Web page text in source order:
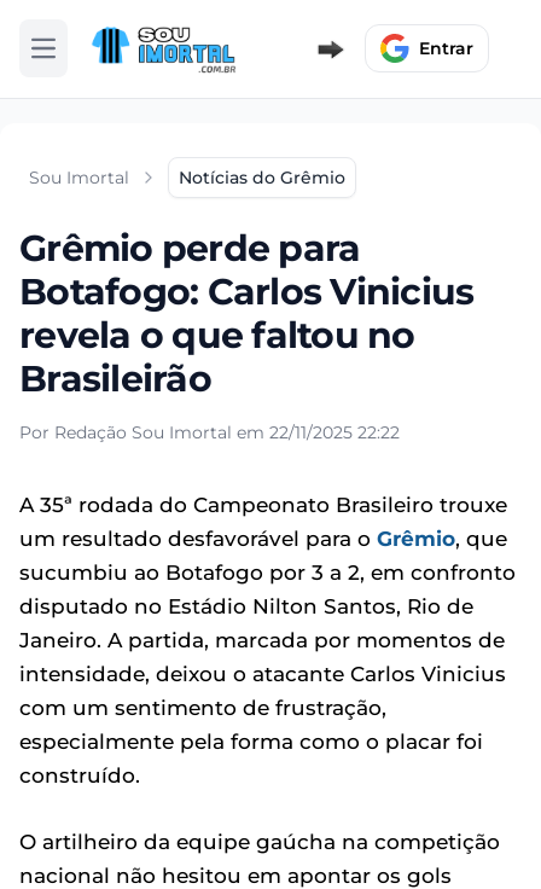
Abrir menu Entrar
Sou Imortal Notícias do Grêmio
Grêmio perde para
Botafogo: Carlos Vinicius
revela o que faltou no
Brasileirão
Por Redação Sou Imortal em 22/11/2025 22:22
A 35ª rodada do Campeonato Brasileiro trouxe
um resultado desfavorável para o Grêmio, que
sucumbiu ao Botafogo por 3 a 2, em confronto
disputado no Estádio Nilton Santos, Rio de
Janeiro. A partida, marcada por momentos de
intensidade, deixou o atacante Carlos Vinicius
com um sentimento de frustração,
especialmente pela forma como o placar foi
construído.
O artilheiro da equipe gaúcha na competição
nacional não hesitou em apontar os gols